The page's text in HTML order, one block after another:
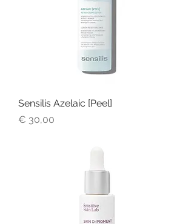
Sensilis Azelaic [Peel]
Prijs
€ 30,00